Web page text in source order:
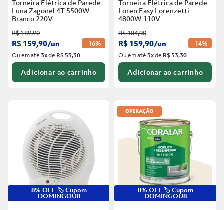
Torneira Elétrica de Parede
Luna Zagonel 4T 5500W
Branco 220V
R$189,90
R$ 159,90/un -16%
Ou em até3xde R$ 53,30
Adicionar ao carrinho
Torneira Elétrica de Parede
Loren Easy Lorenzetti
4800W 110V
R$184,90
R$ 159,90/un -14%
Ou em até3xde R$ 53,30
Adicionar ao carrinho
8% OFF 🏷️ Cupom
DOMINGOU8
8% OFF 🏷️ Cupom
DOMINGOU8